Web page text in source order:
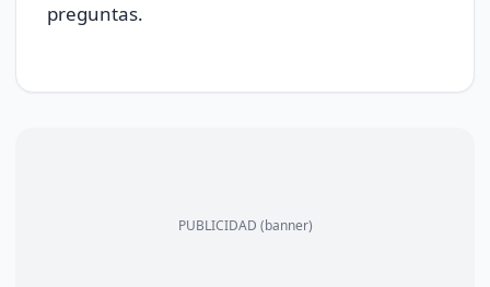
preguntas.
PUBLICIDAD (banner)